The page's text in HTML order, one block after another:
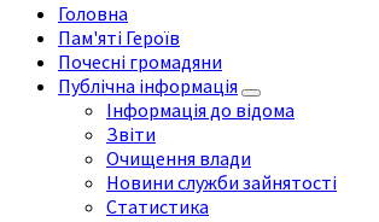
Головна
Пам'яті Героїв
Почесні громадяни
Публічна інформація
Інформація до відома
Звіти
Очищення влади
Новини служби зайнятості
Статистика